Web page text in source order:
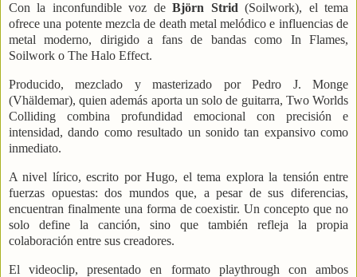
Con la inconfundible voz deBjörn Strid (Soilwork), el tema
ofrece una potente mezcla de death metal melódico e influencias de
metal moderno, dirigido a fans de bandas como In Flames,
Soilwork o The Halo Effect.
Producido, mezclado y masterizado por Pedro J. Monge
(Vhäldemar), quien además aporta un solo de guitarra, Two Worlds
Colliding combina profundidad emocional con precisión e
intensidad, dando como resultado un sonido tan expansivo como
inmediato.
A nivel lírico, escrito por Hugo, el tema explora la tensión entre
fuerzas opuestas: dos mundos que, a pesar de sus diferencias,
encuentran finalmente una forma de coexistir. Un concepto que no
solo define la canción, sino que también refleja la propia
colaboración entre sus creadores.
El videoclip, presentado en formato playthrough con ambos